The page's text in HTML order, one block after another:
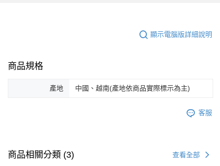
顯示電腦版詳細說明
商品規格
產地 中國、越南(產地依商品實際標示為主)
客服
商品相關分類 (3) 查看全部